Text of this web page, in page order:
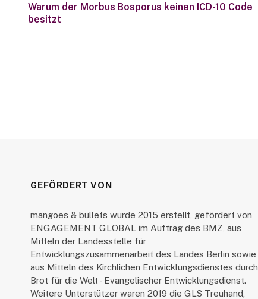
Warum der Morbus Bosporus keinen ICD-10 Code
besitzt
GEFÖRDERT VON
mangoes & bullets wurde 2015 erstellt, gefördert von
ENGAGEMENT GLOBAL im Auftrag des BMZ, aus
Mitteln der Landesstelle für
Entwicklungszusammenarbeit des Landes Berlin sowie
aus Mitteln des Kirchlichen Entwicklungsdienstes durch
Brot für die Welt - Evangelischer Entwicklungsdienst.
Weitere Unterstützer waren 2019 die GLS Treuhand,